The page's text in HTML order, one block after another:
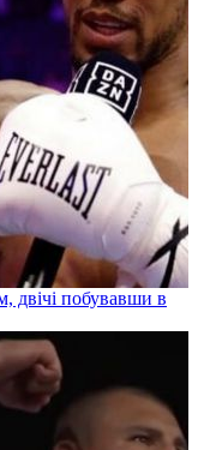
двічі побувавши в